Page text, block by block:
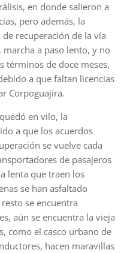
en donde salieron a
pero además, la
recuperación de la vía
marcha a paso lento, y no
términos de doce meses,
a que faltan licencias
Corpoguajira.
en vilo, la
a que los acuerdos
se vuelve cada
de pasajeros
lenta que traen los
se han asfaltado
se encuentra
aún se encuentra la vieja
como el casco urbano de
hacen maravillas